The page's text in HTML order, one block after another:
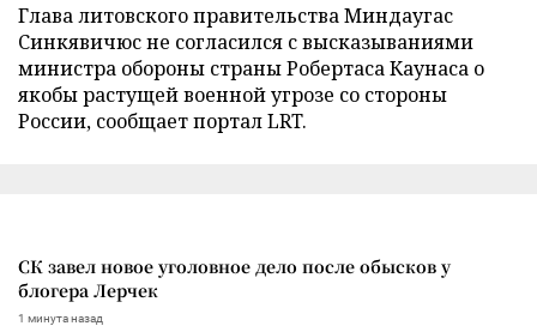
Глава литовского правительства Миндаугас
Синкявичюс не согласился с высказываниями
министра обороны страны Робертаса Каунаса о
якобы растущей военной угрозе со стороны
России, сообщает портал LRT.
СК завел новое уголовное дело после обысков у
блогера Лерчек
1 минута назад